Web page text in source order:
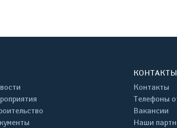
КОНТАКТЫ
Контакты
Телефоны
Вакансии
Наши